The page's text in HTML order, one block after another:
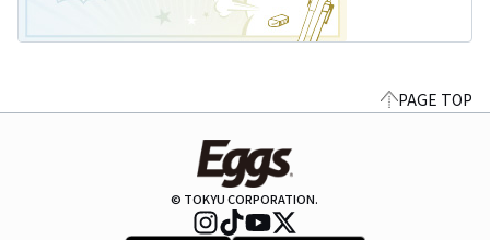
PAGE TOP
© TOKYU CORPORATION.